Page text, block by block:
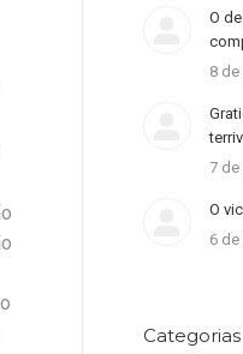
O
8
7
O
6
Categorias